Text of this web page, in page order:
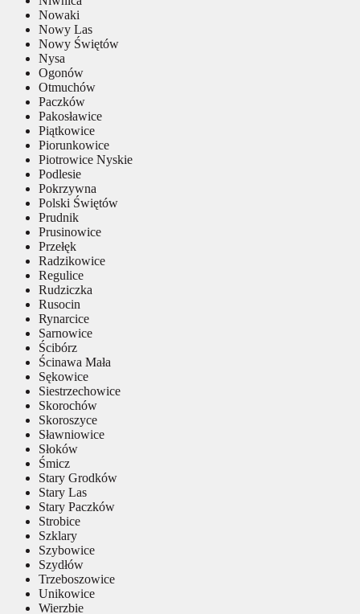
Nowaki
Nowy Las
Nowy Świętów
Nysa
Ogonów
Otmuchów
Paczków
Pakosławice
Piątkowice
Piorunkowice
Piotrowice Nyskie
Podlesie
Pokrzywna
Polski Świętów
Prudnik
Prusinowice
Przełęk
Radzikowice
Regulice
Rudziczka
Rusocin
Rynarcice
Sarnowice
Ścibórz
Ścinawa Mała
Sękowice
Siestrzechowice
Skorochów
Skoroszyce
Sławniowice
Słoków
Śmicz
Stary Grodków
Stary Las
Stary Paczków
Strobice
Szklary
Szybowice
Szydłów
Trzeboszowice
Unikowice
Wierzbie